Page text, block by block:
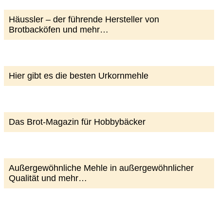
Häussler – der führende Hersteller von
Brotbacköfen und mehr…
Hier gibt es die besten Urkornmehle
Das Brot-Magazin für Hobbybäcker
Außergewöhnliche Mehle in außergewöhnlicher
Qualität und mehr…